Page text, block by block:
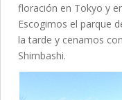
floración en Tokyo y
Escogimos el parque
la tarde y cenamos
Shimbashi.